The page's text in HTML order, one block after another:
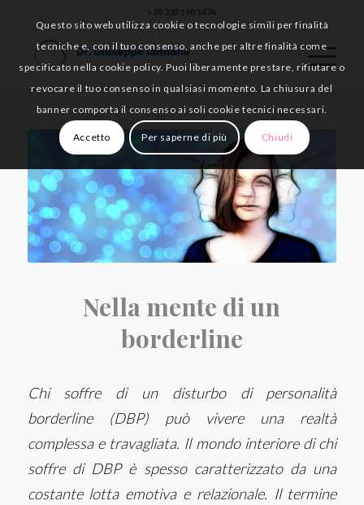
+39 339 190 1474
Nella mente di un
borderline
Chi soffre di un disturbo di personalità
borderline (DBP) può vivere una realtà
complessa e travagliata. Il mondo interiore di chi
soffre di DBP è spesso caratterizzato da una
costante lotta emotiva e relazionale. Il termine
Questo sito web utilizza cookie o tecnologie simili per finalità
tecniche e, con il tuo consenso, anche per altre finalità come
specificato nella cookie policy. Puoi liberamente prestare, rifiutare o
revocare il tuo consenso in qualsiasi momento. La chiusura del
banner comporta il consenso ai soli cookie tecnici necessari.
Accetto Per saperne di più Chiudi